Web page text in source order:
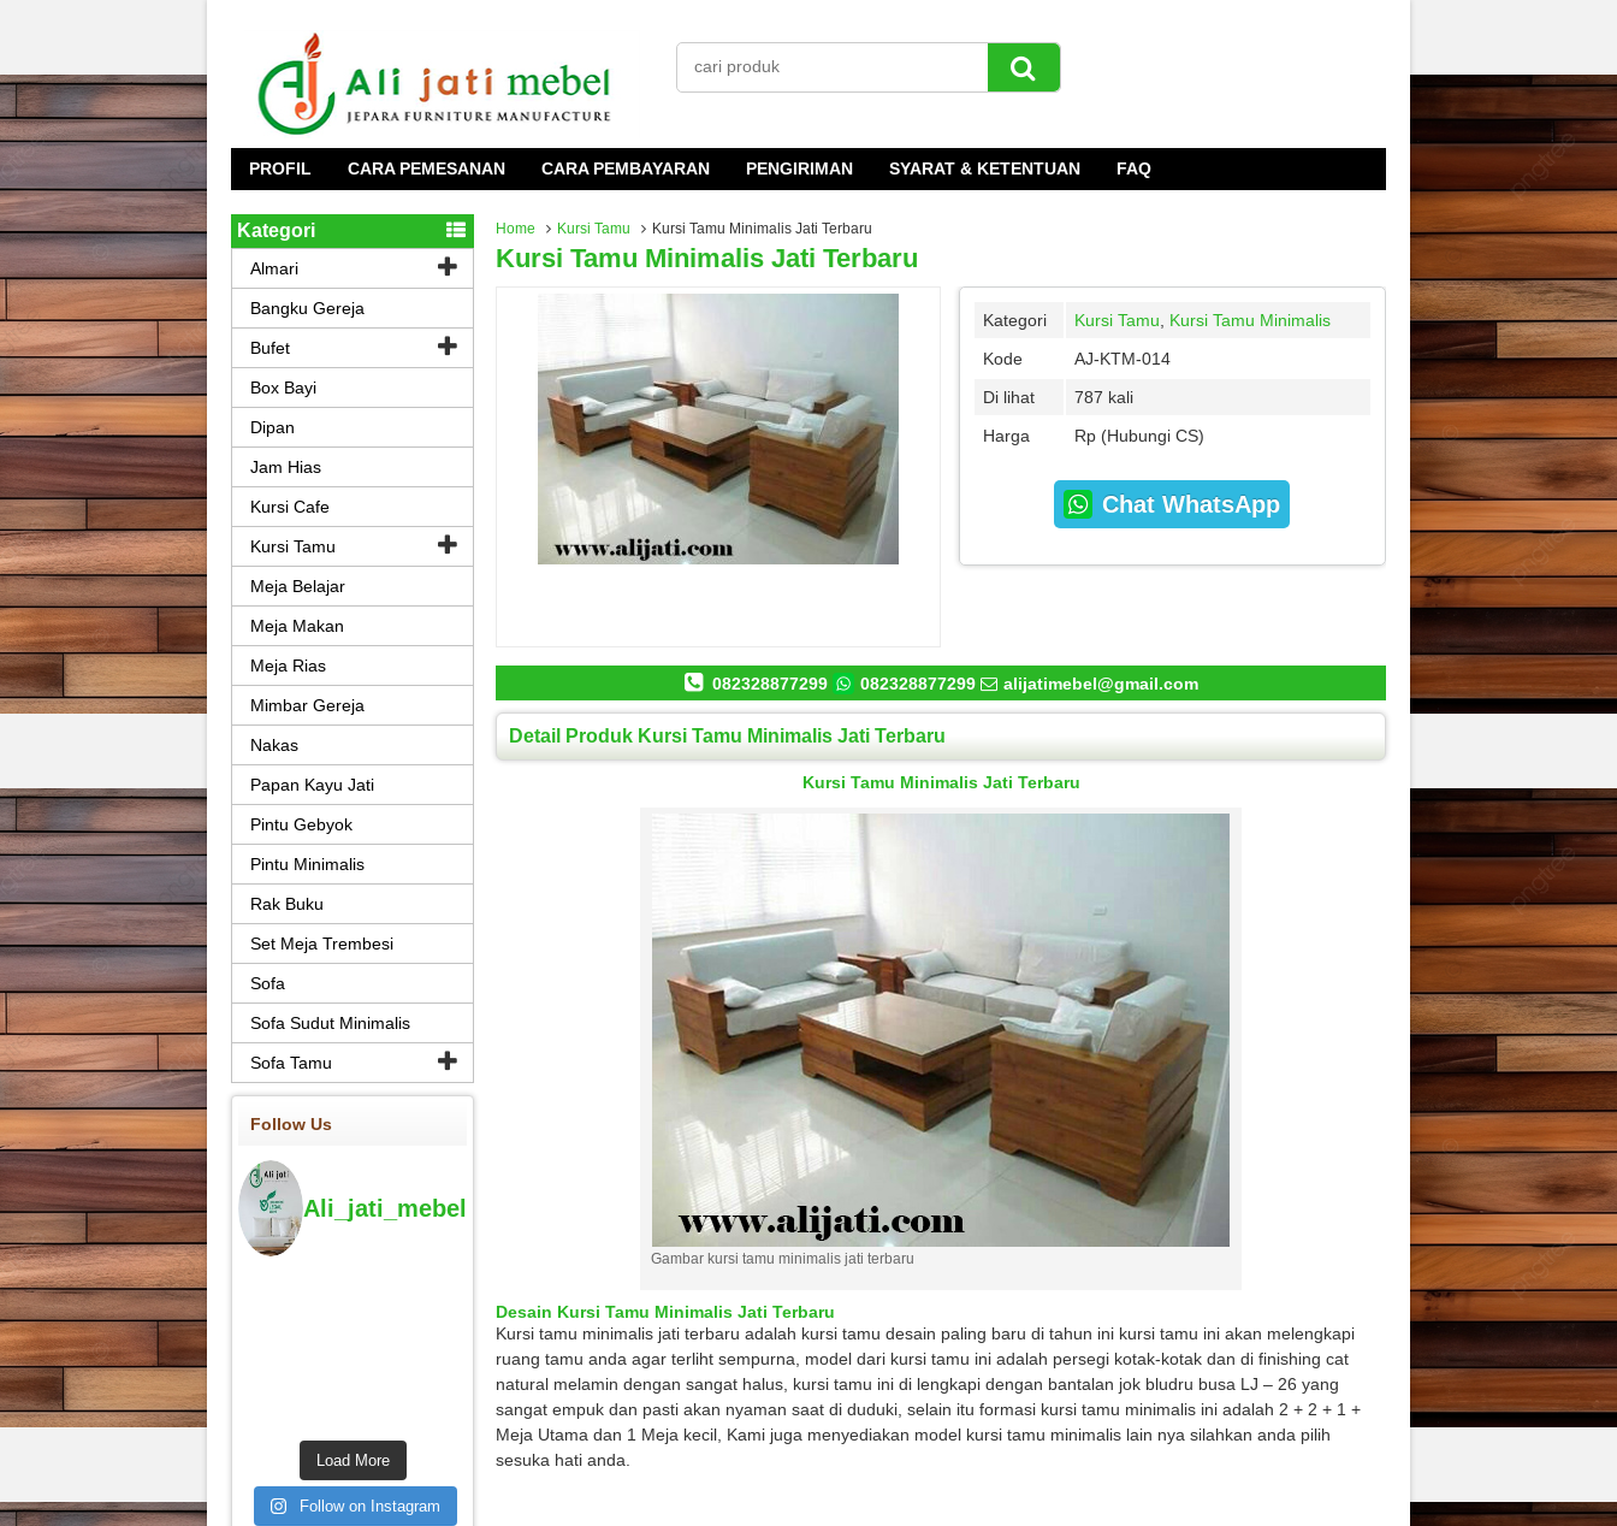
PROFIL CARA PEMESANAN CARA PEMBAYARAN PENGIRIMAN SYARAT & KETENTUAN FAQ
Home Kursi Tamu Kursi Tamu Minimalis Jati Terbaru
Kursi Tamu Minimalis Jati Terbaru
Kategori Kursi Tamu
Kursi Tamu Minimalis
Kode
AJ-KTM-014
Di lihat
787 kali
Harga
Rp (Hubungi CS)
Chat WhatsApp
082328877299 082328877299 alijatimebel@gmail.com
Detail Produk Kursi Tamu Minimalis Jati Terbaru
Kursi Tamu Minimalis Jati Terbaru
Gambar kursi tamu minimalis jati terbaru
Desain Kursi Tamu Minimalis Jati Terbaru
Kursi tamu minimalis jati terbaru adalah kursi tamu desain paling baru di tahun ini kursi tamu ini akan melengkapi
ruang tamu anda agar terliht sempurna, model dari kursi tamu ini adalah persegi kotak-kotak dan di finishing cat
natural melamin dengan sangat halus, kursi tamu ini di lengkapi dengan bantalan jok bludru busa LJ – 26 yang
sangat empuk dan pasti akan nyaman saat di duduki, selain itu formasi kursi tamu minimalis ini adalah 2 + 2 + 1 +
Meja Utama dan 1 Meja kecil, Kami juga menyediakan model kursi tamu minimalis lain nya silahkan anda pilih
sesuka hati anda.
Kategori
Almari
Bangku Gereja
Bufet
Box Bayi
Dipan
Jam Hias
Kursi Cafe
Kursi Tamu
Meja Belajar
Meja Makan
Meja Rias
Mimbar Gereja
Nakas
Papan Kayu Jati
Pintu Gebyok
Pintu Minimalis
Rak Buku
Set Meja Trembesi
Sofa
Sofa Sudut Minimalis
Sofa Tamu
Follow Us
Ali_jati_mebel
Load More
Follow on Instagram